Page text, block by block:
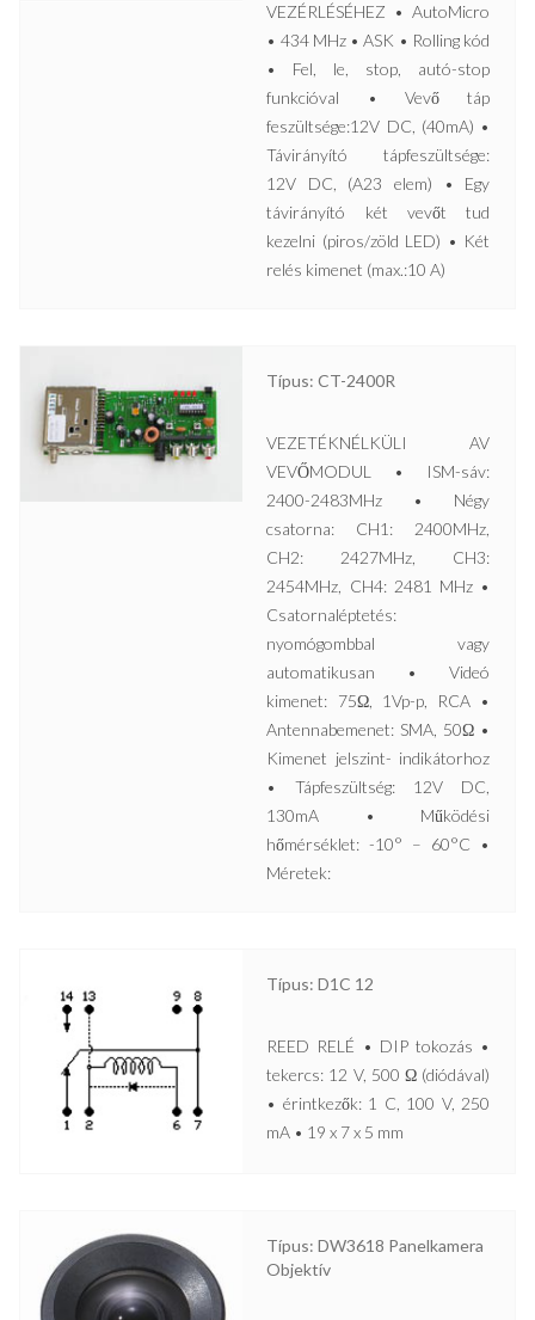
VEZÉRLÉSÉHEZ • AutoMicro
• 434 MHz • ASK • Rolling kód
• Fel, le, stop, autó-stop
funkcióval • Vevő táp
feszültsége:12V DC, (40mA) •
Távirányító tápfeszültsége:
12V DC, (A23 elem) • Egy
távirányító két vevőt tud
kezelni (piros/zöld LED) • Két
relés kimenet (max.:10 A)
Típus: CT-2400R
VEZETÉKNÉLKÜLI AV
VEVŐMODUL • ISM-sáv:
2400-2483MHz • Négy
csatorna: CH1: 2400MHz,
CH2: 2427MHz, CH3:
2454MHz, CH4: 2481 MHz •
Csatornaléptetés:
nyomógombbal vagy
automatikusan • Videó
kimenet: 75Ω, 1Vp-p, RCA •
Antennabemenet: SMA, 50Ω •
Kimenet jelszint- indikátorhoz
• Tápfeszültség: 12V DC,
130mA • Működési
hőmérséklet: -10° – 60°C •
Méretek:
Típus: D1C 12
REED RELÉ • DIP tokozás •
tekercs: 12 V, 500 Ω (diódával)
• érintkezők: 1 C, 100 V, 250
mA • 19 x 7 x 5 mm
Típus: DW3618 Panelkamera
Objektív